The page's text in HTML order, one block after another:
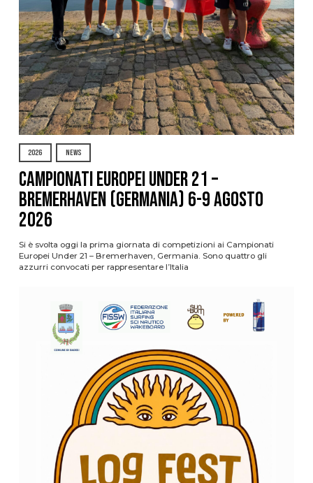
2026 NEWS
Campionati Europei Under 21 –
Bremerhaven (Germania) 6-9 agosto
2026
Si è svolta oggi la prima giornata di competizioni ai Campionati
Europei Under 21 – Bremerhaven, Germania. Sono quattro gli
azzurri convocati per rappresentare l’Italia